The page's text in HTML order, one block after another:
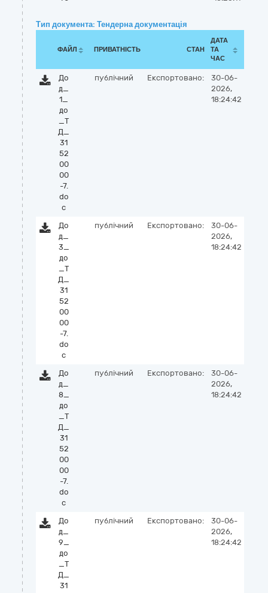
Тип документа: Тендерна документація
ФАЙЛ ПРИВАТНІСТЬ СТАН
ДАТА
ТА
ЧАС
До
д_
1_
до
_Т
Д_
31
52
00
00
-7.
do
c
публічний Експортовано:
30-06-
2026,
18:24:42
До
д_
3_
до
_Т
Д_
31
52
00
00
-7.
do
c
публічний Експортовано:
30-06-
2026,
18:24:42
До
д_
8_
до
_Т
Д_
31
52
00
00
-7.
do
c
публічний Експортовано:
30-06-
2026,
18:24:42
До
д_
9_
до
_Т
Д_
31
публічний Експортовано:
30-06-
2026,
18:24:42